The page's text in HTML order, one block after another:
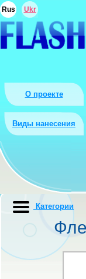
О проекте
Виды нанесения
Rus Ukr
Категории